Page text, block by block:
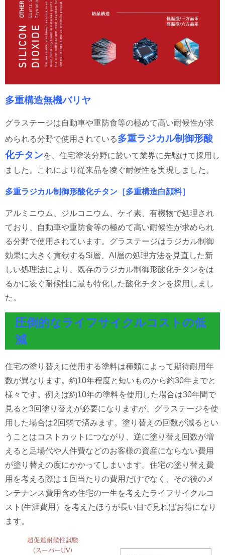
多重構造無機バリヤ
グラステージは自動車や重防食等の極めて高い耐候性が求
められる分野で使用されている多重ラジカル制御形酸
化チタンを、住宅塗装分野に於いて業界に先駆けて採用し
ました。これにより従来品を凌ぐ耐候性を実現しました。
多重ラジカル制御形酸化チタン［多重構造白顔料］
アルミニウム、ジルコニウム、ケイ素、有機物で処理され
ており、自動車や重防食等の極めて高い耐候性が求められ
る分野で使用されています。グラステージはラジカル制御
効果に大きく貢献するSi層、Al層の処理方法を見直した新
しい処理法により、既存のラジカル制御形酸化チタンをは
るかに凌ぐ耐候性に最も特化した酸化チタンを採用しまし
た。
圧倒的なライフサイクルコストの低
減
住宅の塗り替えに使用する塗料は種類によって期待耐用年
数が異なります。約10年程度と短いものから約30年までと
様々です。例えば約10年の塗料を使用した場合は30年間で
見ると3回塗り替えが必要になりますが、グラステージを使
用した場合は2回弱で済みます。塗り替えの回数が減るとい
うことはコストカットにつながり、逆に塗り替え回数が増
えると足場代や人件費などのお客様の資産にならない費用
が塗り替えの度にかかってしまいます。住宅の塗り替え費
用を考える際は１回当たりの費用だけでなく、その後のメ
ンテナンス費用含め住宅の一生を考えたライフサイクルコ
スト(生涯費用）を考えたほうが長い目で見ればお得になり
ます。